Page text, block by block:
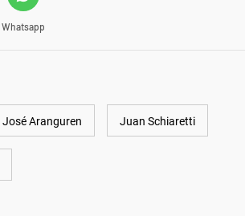
Whatsapp
Aranguren Juan Schiaretti